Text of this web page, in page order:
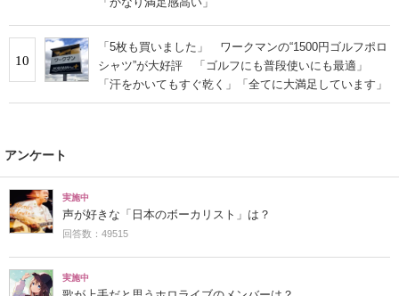
10
「5枚も買いました」 ワークマンの“1500円ゴルフポロ
シャツ”が大好評 「ゴルフにも普段使いにも最適」
「汗をかいてもすぐ乾く」「全てに大満足しています」
アンケート
実施中
声が好きな「日本のボーカリスト」は？
回答数：49515
実施中